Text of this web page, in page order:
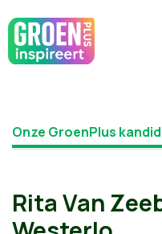
Onze GroenPlus
Rita Van